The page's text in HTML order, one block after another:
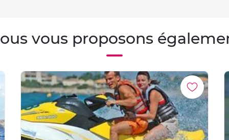
vous proposons